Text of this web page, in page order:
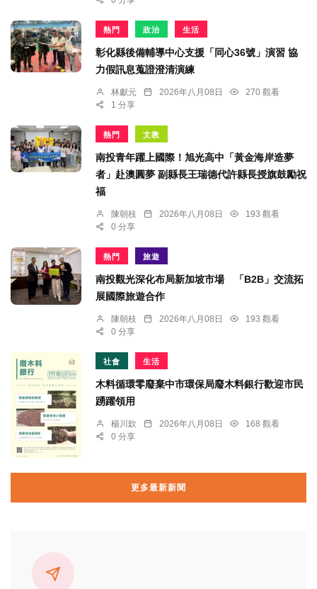
熱門 政治 生活
彰化縣後備輔導中心支援「同心36號」演習 協
力假訊息蒐證澄清演練
林獻元 2026年八月08日
270 觀看
1 分享
熱門 文教
南投青年躍上國際！旭光高中「黃金海岸造夢
者」赴澳圓夢 副縣長王瑞德代許縣長授旗鼓勵祝
福
陳朝枝 2026年八月08日
193 觀看
0 分享
熱門 旅遊
南投觀光深化布局新加坡市場 「B2B」交流拓
展國際旅遊合作
陳朝枝 2026年八月08日
193 觀看
0 分享
社會 生活
木料循環零廢棄中市環保局廢木料銀行歡迎市民
踴躍領用
楊川欽 2026年八月08日
168 觀看
0 分享
更多最新新聞